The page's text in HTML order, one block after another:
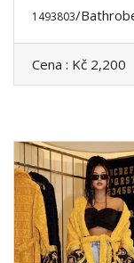
1493803/Bathrobe z
Cena : Kč 2,200